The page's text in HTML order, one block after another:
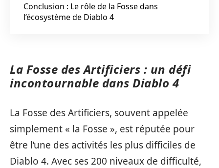
Conclusion : Le rôle de la Fosse dans
l’écosystème de Diablo 4
La Fosse des Artificiers : un défi
incontournable dans Diablo 4
La Fosse des Artificiers, souvent appelée
simplement « la Fosse », est réputée pour
être l’une des activités les plus difficiles de
Diablo 4. Avec ses 200 niveaux de difficulté,